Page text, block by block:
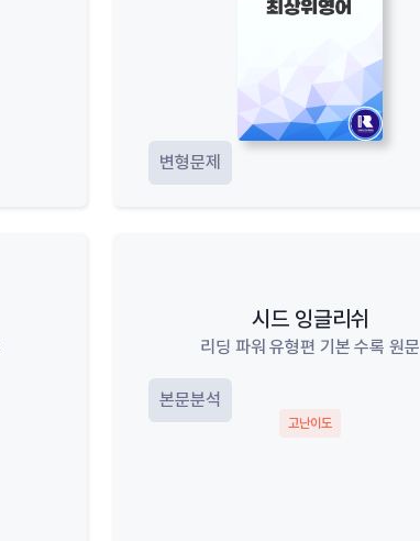
변형문제
시드 잉글리쉬
리딩 파워 유형편 기본 수록 원문
본문분석
고난이도